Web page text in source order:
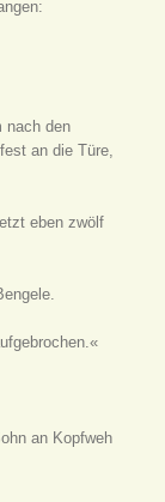
nach den
an die Türe,
eben zwölf
an Kopfweh